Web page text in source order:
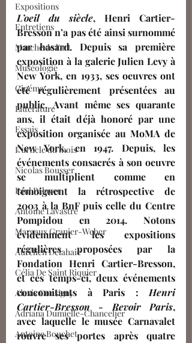
Expositions
Entretiens
Marché de l'art
Muséologie
Cinéma
Littérature
Essais
L'article du mois
Nicolas Bousser
Paul Palayer
Antoine Lavastre
Margaux Granier-Weber
Aurélien Delahaie
Célia De Saint Riquier
Alexis Consigny
Adriana Dumielle-Chancelier
Antoine Bouchet
L’oeil du siècle, Henri Cartier-
Bresson n’a pas été ainsi surnommé
par hasard. Depuis sa première
exposition à la galerie Julien Levy à
New York, en 1933, ses oeuvres ont
été régulièrement présentées au
public. Avant même ses quarante
ans, il était déjà honoré par une
exposition organisée au MoMA de
New York, en 1947. Depuis, les
événements consacrés à son oeuvre
se multiplient comme en
témoignent la rétrospective de
2003 à la BnF puis celle du Centre
Pompidou en 2014. Notons
évidemment les expositions
régulières proposées par la
Fondation Henri Cartier-Bresson,
et ces temps-ci, deux événements
concomitants à Paris : Henri
Cartier-Bresson - Revoir Paris,
avec laquelle le musée Carnavalet
rouvre ses portes après quatre